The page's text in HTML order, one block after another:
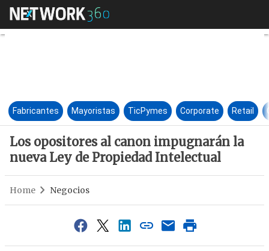
Los opositores al canon
Fabricantes Mayoristas TicPymes Corporate Retail
Los opositores al canon impugnarán la
nueva Ley de Propiedad Intelectual
Home Negocios